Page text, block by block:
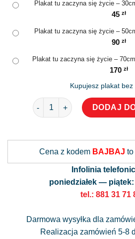
Plakat tu zaczyna się życie –
45 zł
Plakat tu zaczyna się życie –
90 zł
Plakat tu zaczyna się życie –
170 zł
Kupujesz plakat bez
ilość Plakat tu zaczyna się
DODAJ
Cena z kodem BAJBAJ to
Infolinia
poniedziałek — piątek:
tel.: 881 31 71
Darmowa wysyłka dla
Realizacja zamówień 5-8